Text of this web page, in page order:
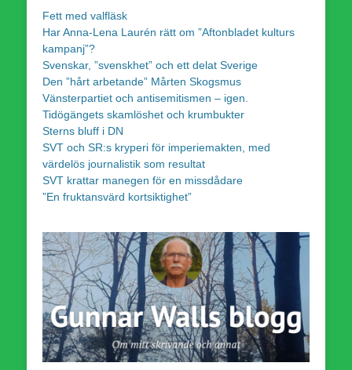
Fett med valfläsk
Har Anna-Lena Laurén rätt om ”Aftonbladet kulturs
kampanj”?
Svenskar, ”svenskhet” och ett delat Sverige
Den ”hårt arbetande” Mårten Skogsmus
Vänsterpartiet och antisemitismen – igen.
Tidögängets skamlöshet och krumbukter
Sterns bluff i DN
SVT och SR:s kryperi för imperiemakten, med
värdelös journalistik som resultat
SVT krattar manegen för en missdådare
”En fruktansvärd kortsiktighet”